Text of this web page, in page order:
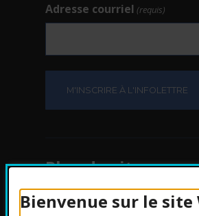
Bienvenue sur le site
Adresse courriel (requis)
Plan du site
Protection des